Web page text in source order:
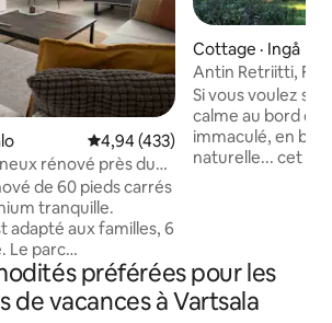
Note moyenne de 4,94 sur 5,
4,94 (433)
rénové près du
de 60 pieds carrés
tranquille.
adapté aux familles, 6
Le parc
de Salo se trouve à
à 650 mètres,
supérieure à
Cottage · Ingå
Antin Retriitti,
Si vous voulez
calme au bord
immaculé, en
naturelle... cet
courante. Un
vous pouvez
laver (douche de
préférées pour les
de vacances à Vartsala